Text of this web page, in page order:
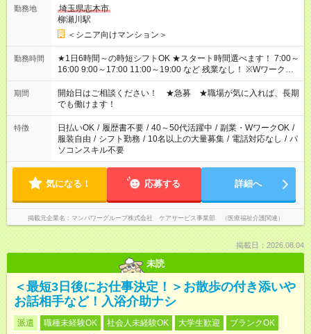
勤務地
埼玉県志木市
柳瀬川駅
＜シニア向けマンション＞
勤務時間
★1日6時間～の時短シフトOK ★スタート時間選べます！ 7:00～
16:00 9:00～17:00 11:00～19:00 など 残業なし！ ※Wワークの
場合、他のお仕事と合わせ週40時間超の就業はご案内できませ
ん ※法令に基づき、週20時間以上勤務は社会保険への加入対象
となります ※労働者派遣法（日雇い派遣の原則禁止）により、
短時間・短期間の就業はご案内が難しい場合があります
期間
開始日はご相談ください！ ★急募 ★職場が気に入れば、長期
でも働けます！
特徴 日払いOK / 履歴書不要 / 40～50代活躍中 / 副業・WワークOK /
服装自由 / シフト勤務 / 10名以上の大量募集 / 電話対応なし / パ
ソコンスキル不要
気になる！ 応募する 詳細へ
掲載元企業名 マンパワーグループ株式会社 ケアサービス事業部 （医療福祉介護関連）
掲載日：2026.08.04
未読
＜最短3日後にお仕事決定！＞お散歩の付き添いや
お話相手など！入浴介助ナシ
派遣 職種未経験OK 社会人未経験OK 大学生歓迎
ブランクOK